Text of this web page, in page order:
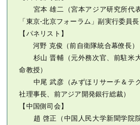
宮本 雄二（宮本アジア研究所代表
「東京-北京フォーラム」副実行委員長
【パネリスト】
河野 克俊（前自衛隊統合幕僚長）
杉山 晋輔（元外務次官、前駐米
命教授）
中尾 武彦（みずほリサーチ＆テ
社理事長、前アジア開発銀行総裁）
【中国側司会】
趙 啓正（中国人民大学新聞学院